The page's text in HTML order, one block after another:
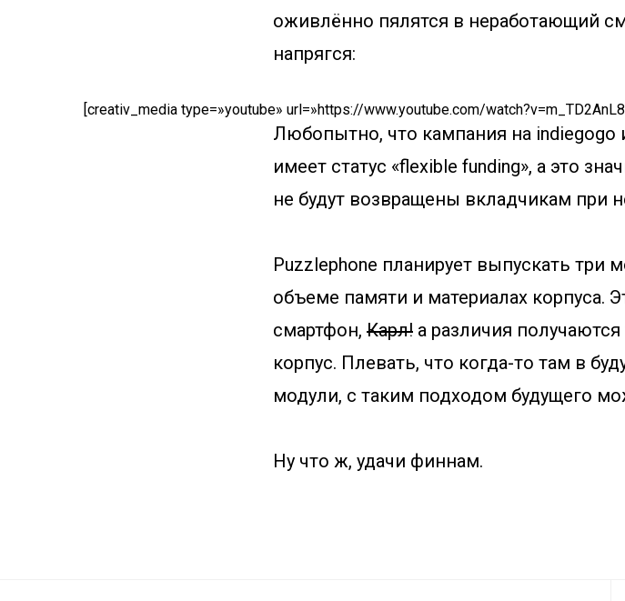
оживлённо пялятся в неработающий
напрягся:
[creativ_media type=»youtube» url=»https://www.youtube.com/
Любопытно, что кампания на indiegogo
имеет статус «flexible funding», а это
не будут возвращены вкладчикам при
Puzzlephone планирует выпускать три
объеме памяти и материалах
смартфон, Карл! а различия
корпус. Плевать, что когда-то там в
модули, с таким подходом будущего
Ну что ж, удачи финнам.